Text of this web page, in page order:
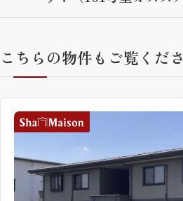
こちらの物件もご覧くだ